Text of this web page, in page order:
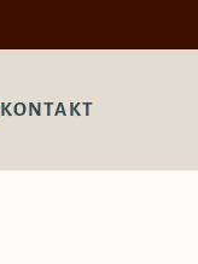
KONTAKT